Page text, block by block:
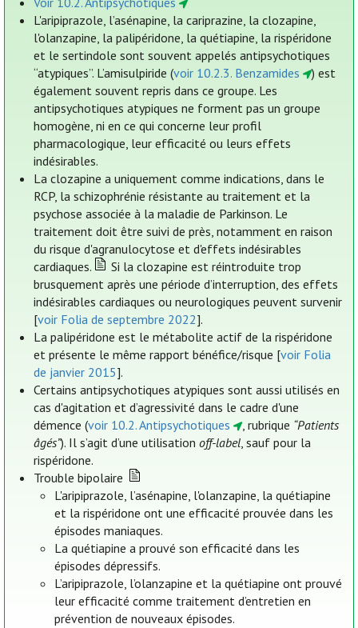
L'aripiprazole, l’asénapine, la cariprazine, la clozapine,
l'olanzapine, la palipéridone, la quétiapine, la rispéridone
et le sertindole sont souvent appelés antipsychotiques
“atypiques”. L’amisulpiride (voir 10.2.3. Benzamides
) est
également souvent repris dans ce groupe. Les
antipsychotiques atypiques ne forment pas un groupe
homogène, ni en ce qui concerne leur profil
pharmacologique, leur efficacité ou leurs effets
indésirables.
La clozapine a uniquement comme indications, dans le
RCP, la schizophrénie résistante au traitement et la
psychose associée à la maladie de Parkinson. Le
traitement doit être suivi de près, notamment en raison
du risque d'agranulocytose et d'effets indésirables
cardiaques.
Si la clozapine est réintroduite trop
brusquement après une période d’interruption, des effets
indésirables cardiaques ou neurologiques peuvent survenir
[voir Folia de septembre 2022].
La palipéridone est le métabolite actif de la rispéridone
et présente le même rapport bénéfice/risque [voir Folia
de janvier 2015].
Certains antipsychotiques atypiques sont aussi utilisés en
cas d'agitation et d’agressivité dans le cadre d'une
démence (voir 10.2. Antipsychotiques , rubrique “Patients
âgés”). Il s’agit d’une utilisationoff-label, sauf pour la
rispéridone.
Trouble bipolaire
L'aripiprazole, l’asénapine, l'olanzapine, la quétiapine
et la rispéridone ont une efficacité prouvée dans les
épisodes maniaques.
La quétiapine a prouvé son efficacité dans les
épisodes dépressifs.
L’aripiprazole, l’olanzapine et la quétiapine ont prouvé
leur efficacité comme traitement d’entretien en
prévention de nouveaux épisodes.